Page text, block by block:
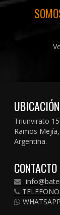
UBICACIÓN
Triunvirato
Ramos
Argentina.
CONTACTO